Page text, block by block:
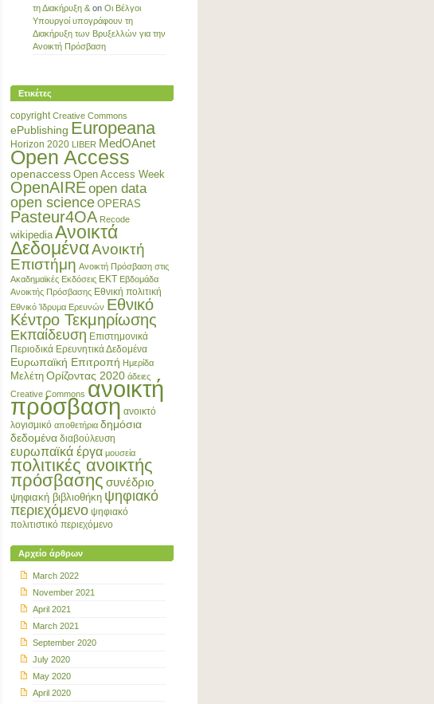
τη Διακήρυξη & on Οι Βέλγοι
Υπουργοί υπογράφουν τη
Διακήρυξη των Βρυξελλών για την
Ανοικτή Πρόσβαση
Ετικέτες
copyright Creative Commons
ePublishing Europeana
Horizon 2020 LIBER MedOAnet
Open Access
openaccess Open Access Week
OpenAIREopen data
open science OPERAS
Pasteur4OA Recode
wikipedia Ανοικτά
ΔεδομέναΑνοικτή
Επιστήμη Ανοικτή Πρόσβαση στις
Ακαδημαϊκές Εκδόσεις ΕΚΤ Εβδομάδα
Ανοικτής Πρόσβασης Εθνική πολιτική
Εθνικό Ίδρυμα Ερευνών Εθνικό
Κέντρο Τεκμηρίωσης
Εκπαίδευση Επιστημονικά
Περιοδικά Ερευνητικά Δεδομένα
Ευρωπαϊκή Επιτροπή Ημερίδα
Μελέτη Ορίζοντας 2020 άδειες
Creative Commons ανοικτή
πρόσβαση ανοικτό
λογισμικό αποθετήρια δημόσια
δεδομένα διαβούλευση
ευρωπαϊκά έργα μουσεία
πολιτικές ανοικτής
πρόσβασης συνέδριο
ψηφιακή βιβλιοθήκη ψηφιακό
περιεχόμενο ψηφιακό
πολιτιστικό περιεχόμενο
Αρχείο άρθρων
March 2022
November 2021
April 2021
March 2021
September 2020
July 2020
May 2020
April 2020